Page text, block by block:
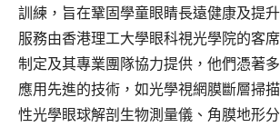
訓練，旨在鞏固學童眼睛長遠健康及提
服務由香港理工大學眼科視光學院的客
制定及其專業團隊協力提供，他們憑著
應用先進的技術，如光學視網膜斷層掃
性光學眼球解剖生物測量儀、角膜地形